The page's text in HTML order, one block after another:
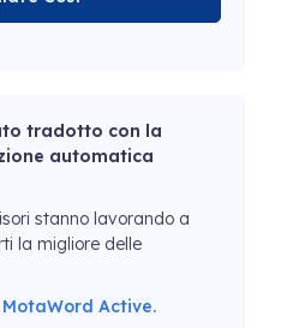
tradotto con la
automatica
stanno lavorando a
la migliore delle
MotaWord Active.